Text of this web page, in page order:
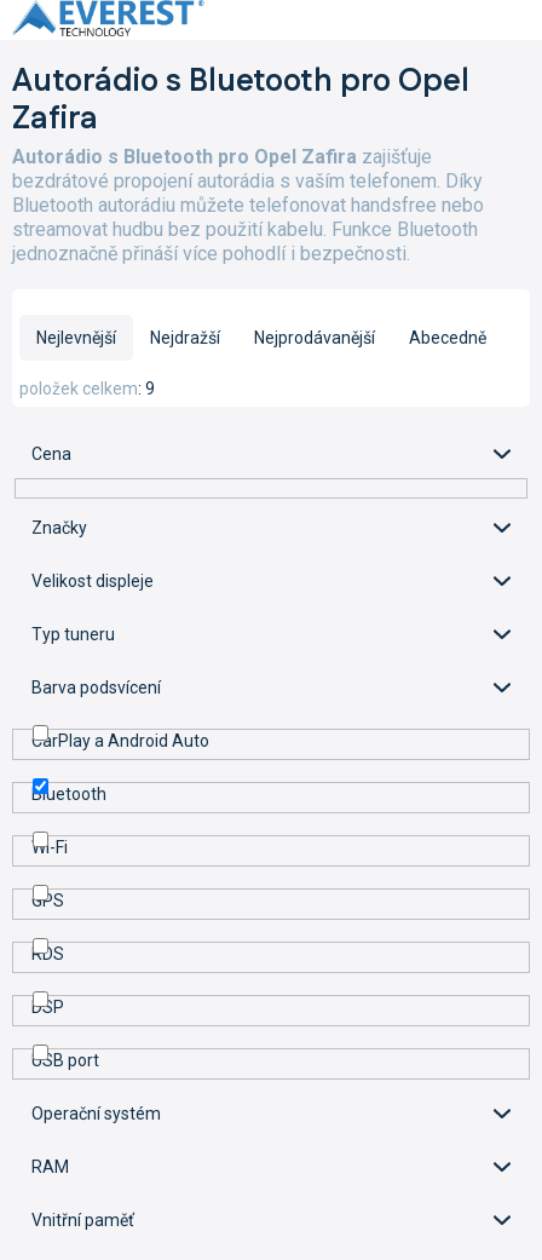
Přejít
na
Autorádio s Bluetooth pro Opel
Zafira
Autorádio s Bluetooth pro Opel Zafira zajišťuje
bezdrátové propojení autorádia s vaším telefonem. Díky
Bluetooth autorádiu můžete telefonovat handsfree nebo
streamovat hudbu bez použití kabelu. Funkce Bluetooth
jednoznačně přináší více pohodlí i bezpečnosti.
e
r
u
Nejlevnější Nejdražší Nejprodávanější Abecedně
9
položek celkem
Cena
Značky
Velikost displeje
Typ tuneru
Barva podsvícení
CarPlay a Android Auto
Bluetooth
Wi-Fi
GPS
RDS
DSP
USB port
Operační systém
RAM
Vnitřní paměť